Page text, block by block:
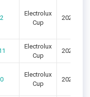
Electrolux
Cup
2024/
Electrolux
Cup
2024/
Electrolux
Cup
2024/